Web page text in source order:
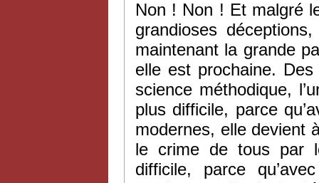
Non ! Non ! Et malgré
grandioses
maintenant la grande
elle est prochaine.
science méthodique,
plus difficile, parce
modernes, elle devient
le crime de tous par
difficile, parce